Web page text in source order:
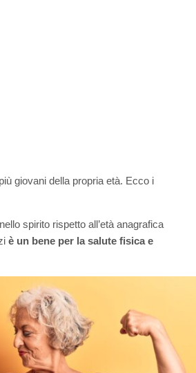
giovani della propria età. Ecco i
nello spirito rispetto all’età anagrafica
è un bene per la salute fisica e